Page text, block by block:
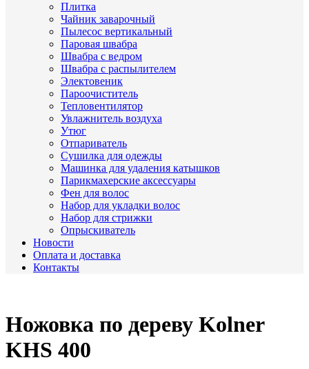
Плитка
Чайник заварочный
Пылесос вертикальный
Паровая швабра
Швабра с ведром
Швабра с распылителем
Электовеник
Пароочиститель
Тепловентилятор
Увлажнитель воздуха
Утюг
Отпариватель
Сушилка для одежды
Машинка для удаления катышков
Парикмахерские аксессуары
Фен для волос
Набор для укладки волос
Набор для стрижки
Опрыскиватель
Новости
Оплата и доставка
Контакты
Ножовка по дереву Kolner
KНS 400